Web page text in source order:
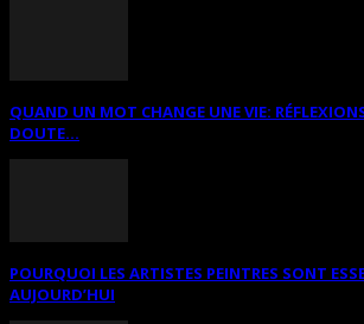
QUAND UN MOT CHANGE UNE VIE:
DOUTE...
POURQUOI LES ARTISTES PEINTRES SONT
AUJOURD’HUI